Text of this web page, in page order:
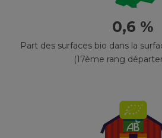
0,6 %
Part des surfaces bio dans la
(17ème rang